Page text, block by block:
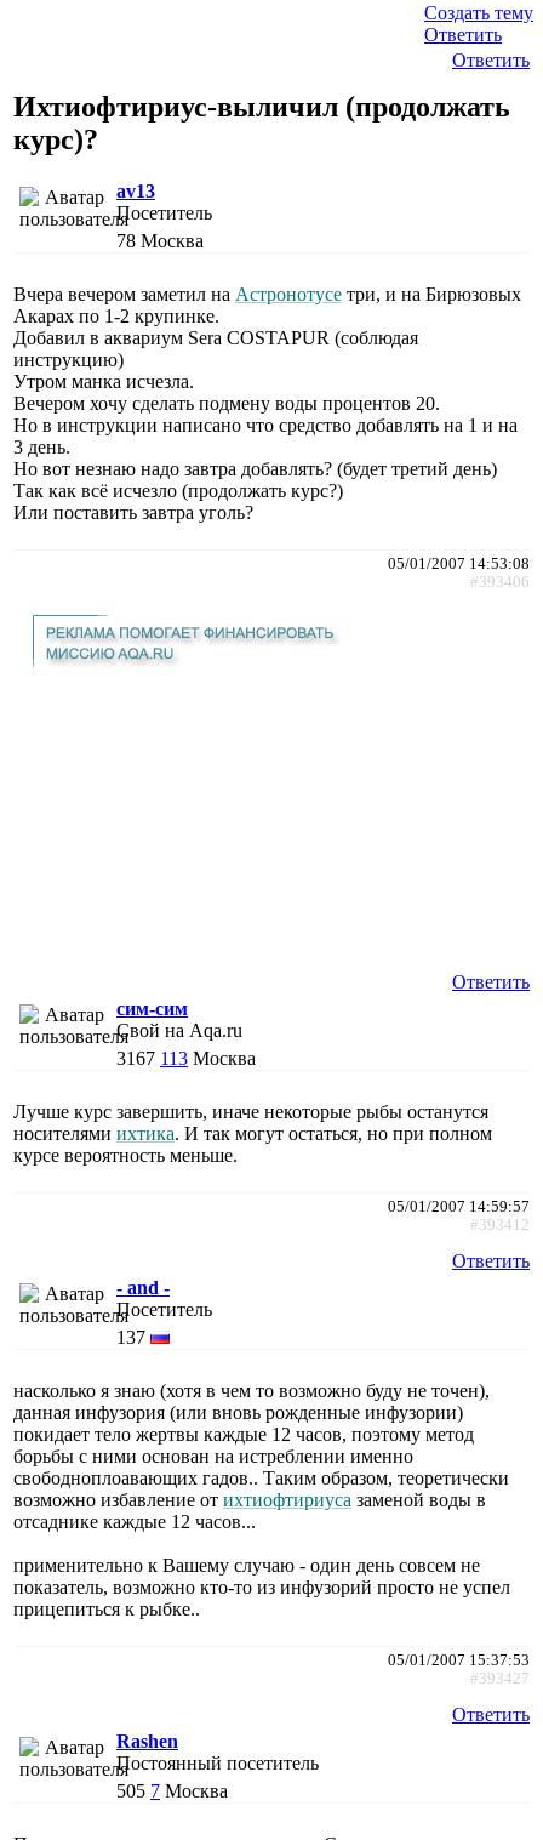
Создать тему
Ответить
Ответить
Ихтиофтириус-выличил (продолжать
курс)?
av13
Посетитель
78 Москва
Вчера вечером заметил на Астронотусе три, и на Бирюзовых
Акарах по 1-2 крупинке.
Добавил в аквариум Sera COSTAPUR (соблюдая
инструкцию)
Утром манка исчезла.
Вечером хочу сделать подмену воды процентов 20.
Но в инструкции написано что средство добавлять на 1 и на
3 день.
Но вот незнаю надо завтра добавлять? (будет третий день)
Так как всё исчезло (продолжать курс?)
Или поставить завтра уголь?
05/01/2007 14:53:08
#393406
Ответить
сим-сим
Свой на Aqa.ru
3167 113 Москва
Лучше курс завершить, иначе некоторые рыбы останутся
носителями ихтика. И так могут остаться, но при полном
курсе вероятность меньше.
05/01/2007 14:59:57
#393412
Ответить
- and -
Посетитель
137
насколько я знаю (хотя в чем то возможно буду не точен),
данная инфузория (или вновь рожденные инфузории)
покидает тело жертвы каждые 12 часов, поэтому метод
борьбы с ними основан на истреблении именно
свободноплоавающих гадов.. Таким образом, теоретически
возможно избавление от ихтиофтириуса заменой воды в
отсаднике каждые 12 часов...
применительно к Вашему случаю - один день совсем не
показатель, возможно кто-то из инфузорий просто не успел
прицепиться к рыбке..
05/01/2007 15:37:53
#393427
Ответить
Rashen
Постоянный посетитель
505 7 Москва